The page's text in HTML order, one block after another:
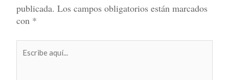
publicada. Los campos obligatorios están marcados
con *
aquí...